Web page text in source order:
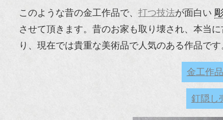
このような昔の金工作品で、 打つ技法が面白い
させて頂きます。昔のお家も取り壊され、本当
り、現在では貴重な美術品で人気のある作品です
金工作
釘隠し